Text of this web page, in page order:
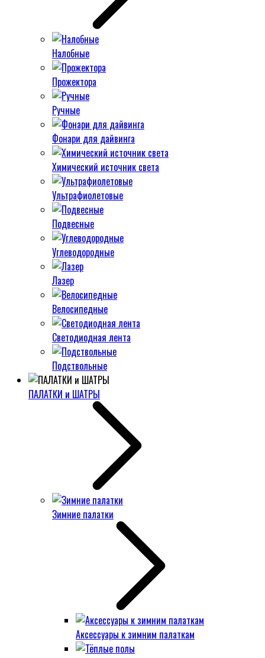
Налобные
Прожектора
Ручные
Фонари для дайвинга
Химический источник света
Ультрафиолетовые
Подвесные
Углеводородные
Лазер
Велосипедные
Светодиодная лента
Подствольные
ПАЛАТКИ и ШАТРЫ
Зимние палатки
Аксессуары к зимним палаткам